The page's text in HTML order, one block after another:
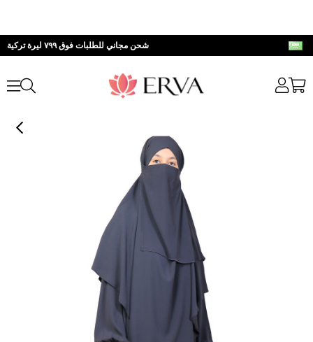
شحن مجاني للطلبات فوق ٧٩٩ ليرة تركية